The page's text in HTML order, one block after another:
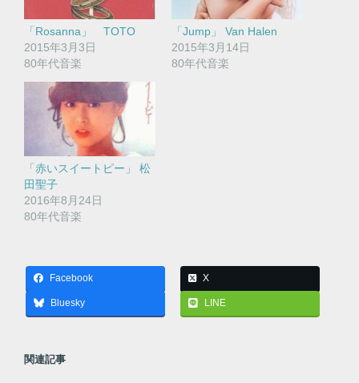
「Rosanna」 TOTO
2015年3月3日
80年代音楽
「Jump」 Van Halen
2015年3月14日
80年代音楽
「赤いスイートピー」 松
田聖子
2016年8月24日
80年代音楽
Facebook X
Bluesky LINE
関連記事